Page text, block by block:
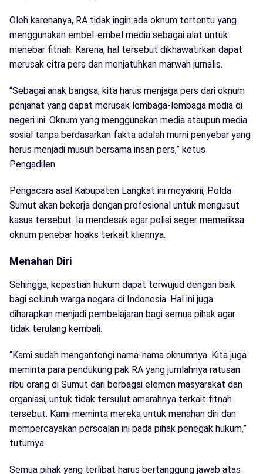
Oleh karenanya, RA tidak ingin ada oknum tertentu yang
menggunakan embel-embel media sebagai alat untuk
menebar fitnah. Karena, hal tersebut dikhawatirkan dapat
merusak citra pers dan menjatuhkan marwah jurnalis.
“Sebagai anak bangsa, kita harus menjaga pers dari oknum
penjahat yang dapat merusak lembaga-lembaga media di
negeri ini. Oknum yang menggunakan media ataupun media
sosial tanpa berdasarkan fakta adalah murni penyebar yang
herus menjadi musuh bersama insan pers,” ketus
Pengadilen.
Pengacara asal Kabupaten Langkat ini meyakini, Polda
Sumut akan bekerja dengan profesional untuk mengusut
kasus tersebut. Ia mendesak agar polisi seger memeriksa
oknum penebar hoaks terkait kliennya.
Menahan Diri
Sehingga, kepastian hukum dapat terwujud dengan baik
bagi seluruh warga negara di Indonesia. Hal ini juga
diharapkan menjadi pembelajaran bagi semua pihak agar
tidak terulang kembali.
“Kami sudah mengantongi nama-nama oknumnya. Kita juga
meminta para pendukung pak RA yang jumlahnya ratusan
ribu orang di Sumut dari berbagai elemen masyarakat dan
organiasi, untuk tidak tersulut amarahnya terkait fitnah
tersebut. Kami meminta mereka untuk menahan diri dan
mempercayakan persoalan ini pada pihak penegak hukum,”
tuturnya.
Semua pihak yang terlibat harus bertanggung jawab atas